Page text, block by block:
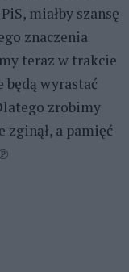
miałby szansę
znaczenia
teraz w trakcie
wyrastać
zrobimy
zginął, a pamięć